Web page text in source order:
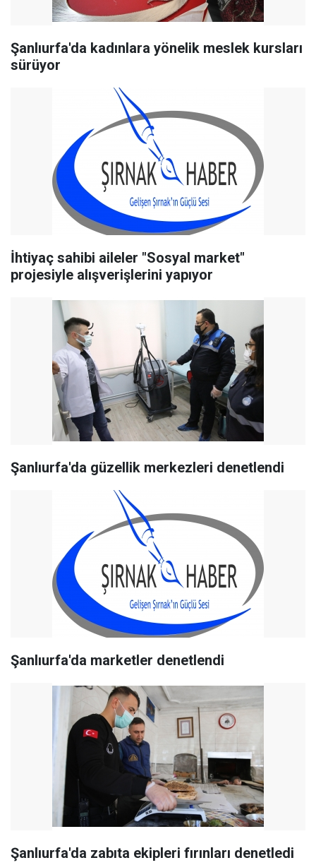
Şanlıurfa'da kadınlara yönelik meslek kursları
sürüyor
İhtiyaç sahibi aileler "Sosyal market"
projesiyle alışverişlerini yapıyor
Şanlıurfa'da güzellik merkezleri denetlendi
Şanlıurfa'da marketler denetlendi
Şanlıurfa'da zabıta ekipleri fırınları denetledi